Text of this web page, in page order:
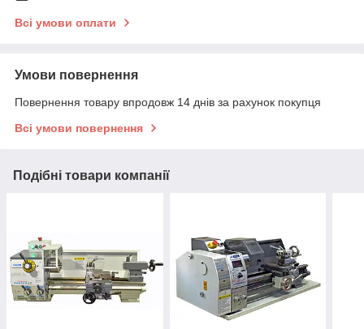
Всі умови оплати
Умови повернення
Повернення товару впродовж 14 днів за рахунок покупця
Всі умови повернення
Подібні товари компанії